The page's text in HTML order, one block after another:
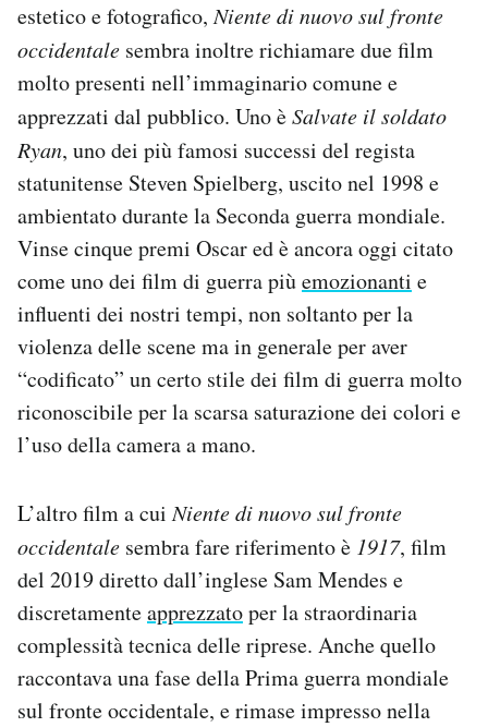
estetico e fotografico,Niente di nuovo sul fronte
occidentale sembra inoltre richiamare due film
molto presenti nell’immaginario comune e
apprezzati dal pubblico. Uno èSalvate il soldato
Ryan, uno dei più famosi successi del regista
statunitense Steven Spielberg, uscito nel 1998 e
ambientato durante la Seconda guerra mondiale.
Vinse cinque premi Oscar ed è ancora oggi citato
come uno dei film di guerra piùemozionanti e
influenti dei nostri tempi, non soltanto per la
violenza delle scene ma in generale per aver
“codificato” un certo stile dei film di guerra molto
riconoscibile per la scarsa saturazione dei colori e
l’uso della camera a mano.
L’altro film a cuiNiente di nuovo sul fronte
occidentale sembra fare riferimento è 1917, film
del 2019 diretto dall’inglese Sam Mendes e
discretamenteapprezzatoper la straordinaria
complessità tecnica delle riprese. Anche quello
raccontava una fase della Prima guerra mondiale
sul fronte occidentale, e rimase impresso nella